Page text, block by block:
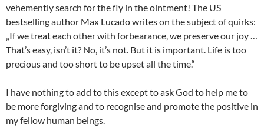
vehemently search for the fly in the ointment! The US
bestselling author Max Lucado writes on the subject of quirks:
„If we treat each other with forbearance, we preserve our joy …
That’s easy, isn’t it? No, it’s not. But it is important. Life is too
precious and too short to be upset all the time.“
I have nothing to add to this except to ask God to help me to
be more forgiving and to recognise and promote the positive in
my fellow human beings.